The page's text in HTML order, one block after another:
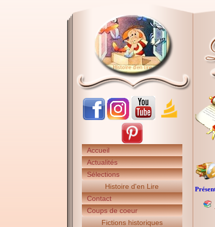
Accueil
Actualités
Sélections
Histoire d'en Lire
Contact
Coups de coeur
Fictions historiques